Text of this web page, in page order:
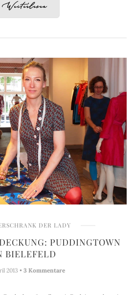
Weiterlesen
DER LADY
PUDDINGTOWN
BIELEFELD
2013 • 3 Kommentare